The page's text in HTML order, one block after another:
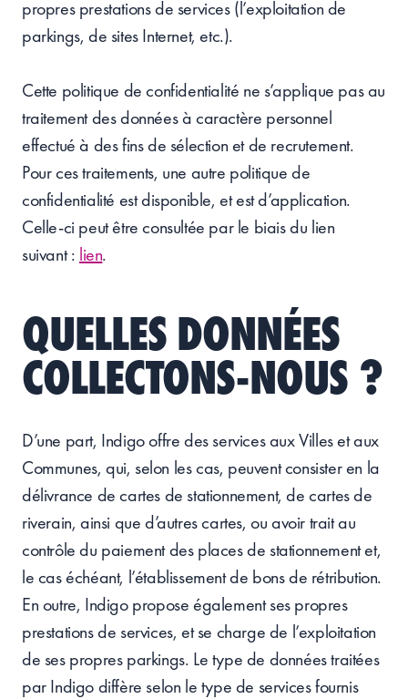
propres prestations de services (l’exploitation de
parkings, de sites Internet, etc.).
Cette politique de confidentialité ne s’applique pas au
traitement des données à caractère personnel
effectué à des fins de sélection et de recrutement.
Pour ces traitements, une autre politique de
confidentialité est disponible, et est d’application.
Celle-ci peut être consultée par le biais du lien
suivant : lien.
QUELLES DONNÉES
COLLECTONS-NOUS ?
D’une part, Indigo offre des services aux Villes et aux
Communes, qui, selon les cas, peuvent consister en la
délivrance de cartes de stationnement, de cartes de
riverain, ainsi que d’autres cartes, ou avoir trait au
contrôle du paiement des places de stationnement et,
le cas échéant, l’établissement de bons de rétribution.
En outre, Indigo propose également ses propres
prestations de services, et se charge de l’exploitation
de ses propres parkings. Le type de données traitées
par Indigo diffère selon le type de services fournis